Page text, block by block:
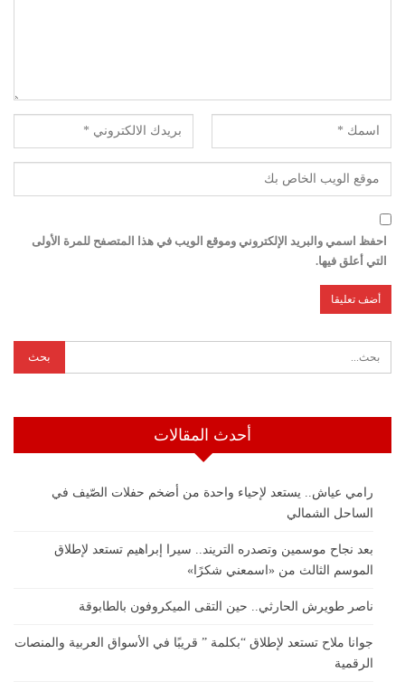
احفظ اسمي والبريد الإلكتروني وموقع الويب في هذا المتصفح للمرة الأولى
التي أعلق فيها.
أحدث المقالات
رامي عياش.. يستعد لإحياء واحدة من أضخم حفلات الصّيف في
الساحل الشمالي
بعد نجاح موسمين وتصدره التريند.. سيرا إبراهيم تستعد لإطلاق
الموسم الثالث من «اسمعني شكرًا»
ناصر طويرش الحارثي.. حين التقى الميكروفون بالطابوقة
جوانا ملاح تستعد لإطلاق “بكلمة ” قريبًا في الأسواق العربية والمنصات
الرقمية